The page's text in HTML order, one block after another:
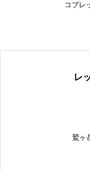
コブレ
レ
鷲ヶ